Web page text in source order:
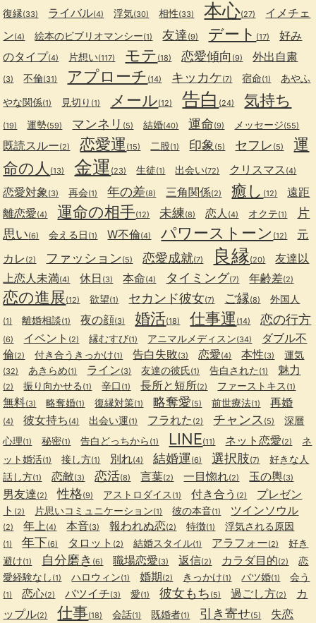
復縁(33) ライバル(4) 浮気(30) 相性(33) 本心(27)
イメチェ
ン(4) 絵本のビブリオマンシー(1) 友達 (9) デート (17)
好み
のタイプ(4) 片想い(117) モテ (18) 恋愛傾向 (9) 外出自粛
(3) 不倫(31) アプローチ (14) キッカケ(7) 宿命(1)
あやふ
やな関係(1) 見切り (1) メール(12) 告白 (24) 気持ち
(19) 運勢(59) マンネリ (5) 結婚(40) 運命(9) メッセージ(55)
既読スルー(2) 恋愛運 (15) 二股(1) 印象 (5) セフレ (5)
運
命の人 (13) 金運 (23) 生徒(1) 出会い(72) クリスマス (4)
恋愛対象(3) 再会(1) 年の差(8) 三角関係(2) 癒し (12)
遠距
離恋愛(4) 運命の相手(12) 未練(8) 恋人 (4) オクテ(1)
片
思い(6) 会える日 (1) W不倫(4) パワーストーン (12)
元
カレ (2) ファッション(5) 恋愛成就(7) 良縁(20)
友達以
上恋人未満(4) 休日 (3) 本命(4) タイミング(7) 年齢差(2)
恋の進展(12) 欲望(1) セカンド彼女(7) ご縁(8) 外国人
(1) 離婚相談(1) 夜の顔(3) 婚活(18) 仕事運 (14) 恋の行方
(6) イベント (2) 縁むすび(1) アニマルメディスン(34)
ダブル不
倫(2) 付き合うきっかけ(1) 告白失敗(3) 恋愛(4) 本性(3) 運気
(32) あきらめ(1) ライン(3) 友達の彼氏(1) 告白された (1) 魅力
(2) 振り向かせる (1) 辛口 (1) 長所と短所(2) ファーストキス (1)
無料(3) 略奪婚(1) 復縁対策(1) 略奪愛(5) 前世療法(1) 再婚
(4) 彼女持ち (4) 出会い運(1) フラれた (2) チャンス (5)
深層
心理(1) 秘密(1) 告白どっちから (1) LINE(11) ネット恋愛(2)
ネ
ット婚活(1) 接し方(1) 別れ(4) 結婚運(6) 選択肢(7)
好きな人
話し方(1) 恋敵(3) 恋活(8) 言葉(2) 一目惚れ(2) 玉の輿(3)
男友達(2) 性格(9) アストロダイス (1) 付き合う (2)
プレゼン
ト (2) 片思いコミュニケーション(1) 彼の本音(1) ツインソウル
(2) 年上(4) 本音(3) 報われぬ恋(2) 特徴(1) 浮気される原因
(1) 年下(6) タロット (2) 結婚スタイル(1) アラフォー(2)
好き
避け(1) 自分磨き (6) 職場恋愛(3) 返信(2) カラダ目的(2)
恋
愛経験なし (1) ハロウィン(1) 婚期(2) きっかけ(1) バツ婚(1) 会う
(1) 恋心(2) バツイチ(3) 愛(1) 彼女もち (5) 過ごし方(2)
カ
ップル(2) 仕事(18) 会話(1) 既婚者(1) 引き寄せ(5) 失恋